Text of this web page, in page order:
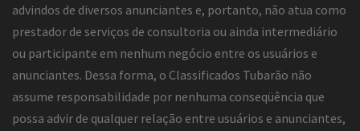
advindos de diversos anunciantes e, portanto, não atua como
prestador de serviços de consultoria ou ainda intermediário
ou participante em nenhum negócio entre os usuários e
anunciantes. Dessa forma, o Classificados Tubarão não
assume responsabilidade por nenhuma conseqüência que
possa advir de qualquer relação entre usuários e anunciantes,